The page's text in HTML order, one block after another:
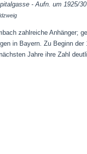
- Aufn. um 1925/30
zahlreiche Anhänger;
in Bayern. Zu Beginn
Jahre ihre Zahl